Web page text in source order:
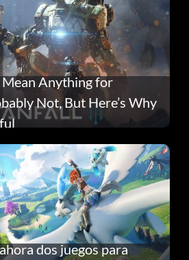
Anything for
Not, But Here’s Why
dos juegos para